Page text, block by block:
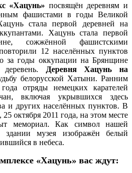
«Хацунь» посвящён деревням и
фашистами в годы Великой
стала первой деревней на
Хацунь стала первой
сожжённой фашистскими
12 населённых пунктов
за годы оккупации на Брянщине
Деревня Хацунь на
белорусской Хатыни. Ранним
отряды немецких карателей
включая укрывшихся здесь
и других населённых пунктов. В
октября 2011 года, на этом месте
мемориал. Как символ нашей
музея изображён белый
в небеса.
«Хацунь» вас ждут: